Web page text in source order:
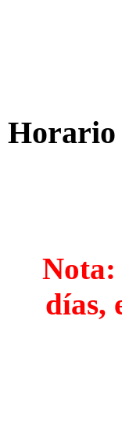
Horario
Nota:
días,